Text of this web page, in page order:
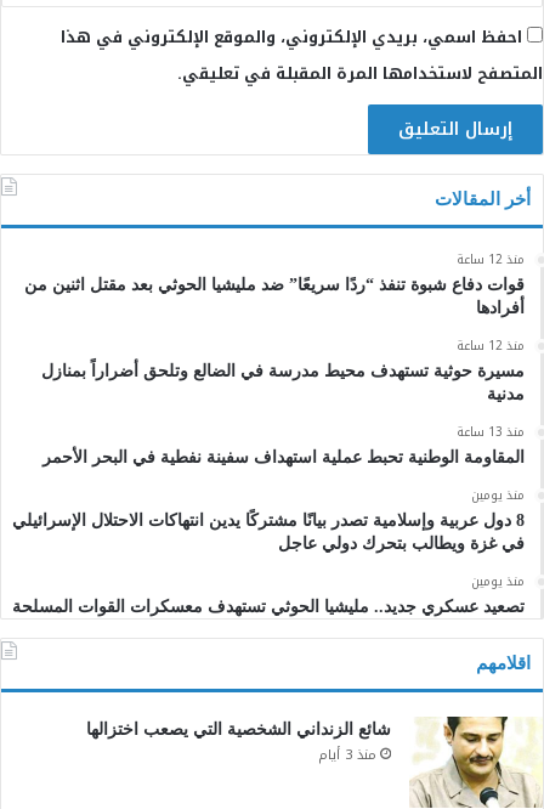
احفظ اسمي، بريدي الإلكتروني، والموقع الإلكتروني في هذا
المتصفح لاستخدامها المرة المقبلة في تعليقي.
أخر المقالات
منذ 12 ساعة
قوات دفاع شبوة تنفذ “ردًا سريعًا” ضد مليشيا الحوثي بعد مقتل اثنين من
أفرادها
منذ 12 ساعة
مسيرة حوثية تستهدف محيط مدرسة في الضالع وتلحق أضراراً بمنازل
مدنية
منذ 13 ساعة
المقاومة الوطنية تحبط عملية استهداف سفينة نفطية في البحر الأحمر
منذ يومين
8 دول عربية وإسلامية تصدر بيانًا مشتركًا يدين انتهاكات الاحتلال الإسرائيلي
في غزة ويطالب بتحرك دولي عاجل
منذ يومين
تصعيد عسكري جديد.. مليشيا الحوثي تستهدف معسكرات القوات المسلحة
اقلامهم
شائع الزنداني الشخصية التي يصعب اختزالها
منذ 3 أيام